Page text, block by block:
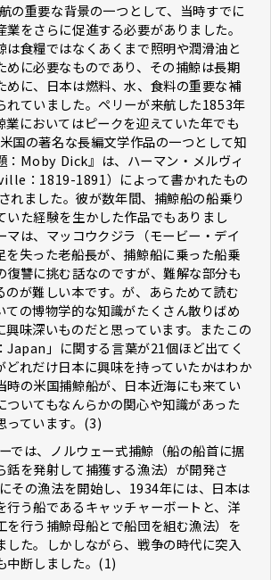
の重要な背景の一つとして、当時すでに
をさらに促進する必要がありました。
は食糧ではなくあくまで照明や潤滑油と
めに必要なものであり、その捕鯨は長期
めに、日本は燃料、水、食料の重要な補
れていました。ペリーが来航した1853年
業においてはピークを迎えていた年でも
の著名な長編文学作品の一つとして知
：Moby Dick』は、ハーマン・メルヴィ
：1819-1891）によって書かれたもの
れました。彼が数年間、捕鯨船の船乗り
いた経験を生かした作品でもありまし
マは、マッコウクジラ（モービー・デイ
を失った老船長が、捕鯨船に乗った船乗
復讐に挑む話なのですが、難解な部分も
のが難しい本です。が、あらためて読む
ての博物学的な知識がたくさん散りばめ
興味深いものだと思っています。またこの
Japan」に関する言葉が21個ほど出てく
どれだけ日本に興味を持っていたかはわか
時の米国捕鯨船が、日本近海にも来てい
ついてもなんらかの関心や知識があった
っています。(3)
では、ノルウェー式捕鯨（船の船首に据
銛を発射して捕獲する漁法）が開発さ
その漁法を開始し、1934年には、日本は
行う船であるキャッチャーボートと、洋
を行う捕鯨母船とで船団を組む漁法）を
した。しかしながら、戦争の時代に突入
中断しました。(1)